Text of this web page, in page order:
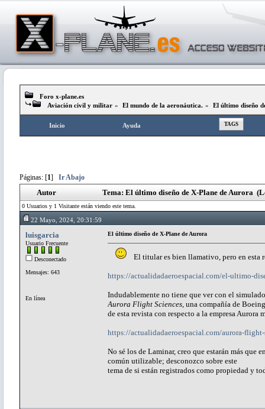
Foro x-plane.es
Aviación civil y militar » El mundo de la aeronáutica. » El último diseño
Inicio Ayuda TAGS
Páginas: [1] Ir Abajo
Autor Tema: El último diseño de X-Plane de Aurora
0 Usuarios y 1 Visitante están viendo este tema.
22 Mayo, 2024, 20:31:59
luisgarcia
Usuario Frecuente
Desconectado
Mensajes: 643
En línea
El último diseño de X-Plane de Aurora
El titular es bien llamativo, pero en esta
https://actualidadaeroespacial.com/el-ultimo-
Indudablemente no tiene que ver con el
Aurora Flight Sciences , una compañía de
de esta revista con respecto a la empresa
https://actualidadaeroespacial.com/aurora-
No sé los de Laminar, creo que estarán más que
común utilizable; desconozco sobre este
tema de si están registrados como propiedad y